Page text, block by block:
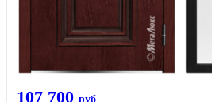
107 700 руб